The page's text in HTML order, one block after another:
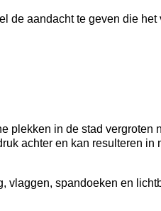
aandacht te geven die
plekken in de stad vergroten
achter en kan resulteren in
spandoeken en